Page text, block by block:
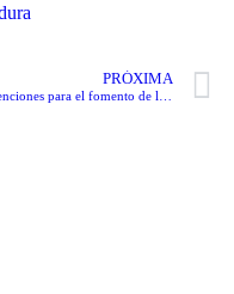
PRÓXIMA
Subvenciones para el fomento de la traducción en lenguas extranjeras